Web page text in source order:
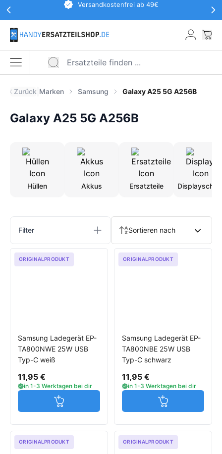
Zum Hauptinhalt springen
Werbeaktionen KopfzeileVersandkostenfrei ab 49€
Menü öffnen
Zurück Marken Samsung Galaxy A25 5G A256B
Galaxy A25 5G A256B
Hüllen Akkus Ersatzteile
Produkte
Filter Sortieren nach
ORIGINALPRODUKT
Samsung Ladegerät EP-
TA800NWE 25W USB
Typ-C weiß
11,95 €
in 1-3 Werktagen bei dir
Jetzt in den Warenkorb
ORIGINALPRODUKT
Samsung Ladegerät EP-
TA800NBE 25W USB
Typ-C schwarz
11,95 €
in 1-3 Werktagen bei dir
Jetzt in den
ORIGINALPRODUKT ORIGINALPRODUKT